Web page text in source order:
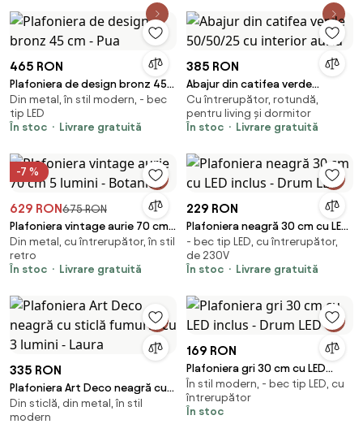
465 RON
Plafoniera de design bronz 45
cm - Pua
Din metal, în stil modern, - bec
tip LED
În stoc
Livrare gratuită
385 RON
Abajur din catifea verde
50/50/25 cu interior auriu
Cu întrerupător, rotundă,
pentru living și dormitor
În stoc
Livrare gratuită
-7 %
629 RON675 RON
Plafoniera vintage aurie 70 cm
5 lumini - Botanica
Din metal, cu întrerupător, în stil
retro
În stoc
Livrare gratuită
229 RON
Plafoniera neagră 30 cm cu LED
inclus - Drum LED
- bec tip LED, cu întrerupător,
de 230V
În stoc
Livrare gratuită
335 RON
Plafoniera Art Deco neagră cu
sticlă fumurie cu 3 lumini - Laura
Din sticlă, din metal, în stil
modern
169 RON
Plafoniera gri 30 cm cu LED
inclus - Drum LED
În stil modern, - bec tip LED, cu
întrerupător
În stoc